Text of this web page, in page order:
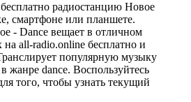
радиостанцию Новое
смартфоне или планшете.
- Dance вещает в отличном
на all-radio.online бесплатно и
популярную музыку
жанре dance. Воспользуйтесь
того, чтобы узнать текущий